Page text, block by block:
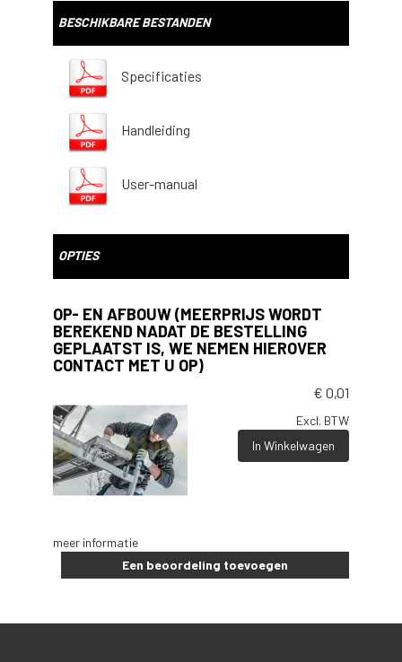
BESCHIKBARE BESTANDEN
Specificaties
Handleiding
User-manual
OPTIES
OP- EN AFBOUW (MEERPRIJS WORDT
BEREKEND NADAT DE BESTELLING
GEPLAATST IS, WE NEMEN HIEROVER
CONTACT MET U OP)
€ 0,01
Excl. BTW
In Winkelwagen
meer informatie
Een beoordeling toevoegen